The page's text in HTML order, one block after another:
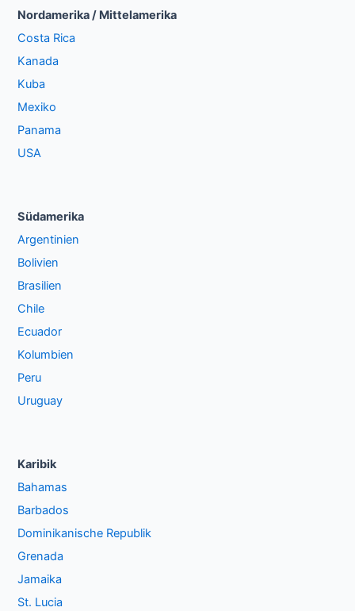
Nordamerika / Mittelamerika
Costa Rica
Kanada
Kuba
Mexiko
Panama
USA
Südamerika
Argentinien
Bolivien
Brasilien
Chile
Ecuador
Kolumbien
Peru
Uruguay
Karibik
Bahamas
Barbados
Dominikanische Republik
Grenada
Jamaika
St. Lucia